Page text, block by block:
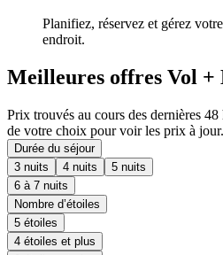
Planifiez, réservez et gérez
endroit.
Meilleures offres Vol +
Prix trouvés au cours des dernières
de votre choix pour voir les prix à jour.
Durée du séjour
3 nuits
4 nuits
5 nuits
6 à 7 nuits
Nombre d’étoiles
5 étoiles
4 étoiles et plus